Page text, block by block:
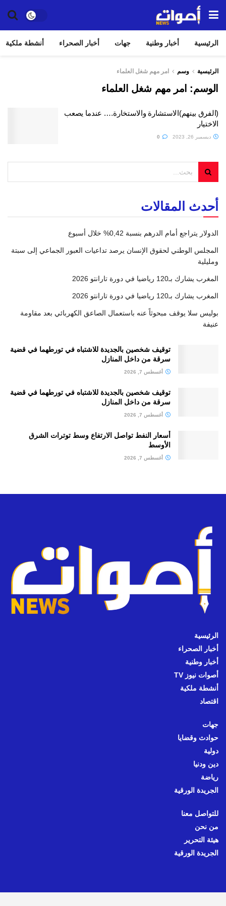
الرئيسية أخبار وطنية جهات أخبار الصحراء أنشطة ملكية
الرئيسية وسم امر مهم شغل العلماء
الوسم: امر مهم شغل العلماء
(الفرق بينهم)الاستشارة والاستخارة…. عندما يصعب
الاختيار
ديسمبر 26, 2023
أحدث المقالات
الدولار يتراجع أمام الدرهم بنسبة 0,42% خلال أسبوع
المجلس الوطني لحقوق الإنسان يرصد تداعيات العبور الجماعي إلى سبتة
ومليلية
المغرب يشارك بـ120 رياضيا في دورة تارانتو 2026
المغرب يشارك بـ120 رياضيا في دورة تارانتو 2026
بوليس سلا يوقف مبحوثاً عنه باستعمال الصاعق الكهربائي بعد مقاومة
عنيفة
توقيف شخصين بالجديدة للاشتباه في تورطهما في قضية
سرقة من داخل المنازل
أغسطس 7, 2026
توقيف شخصين بالجديدة للاشتباه في تورطهما في قضية
سرقة من داخل المنازل
أغسطس 7, 2026
أسعار النفط تواصل الارتفاع وسط توترات الشرق
الأوسط
أغسطس 7, 2026
الرئيسية
أخبار الصحراء
أخبار وطنية
أصوات نيوز TV
أنشطة ملكية
اقتصاد
جهات
حوادث وقضايا
دولية
دين ودنيا
رياضة
الجريدة الورقية
للتواصل معنا
من نحن
هيئة التحرير
الجريدة الورقية